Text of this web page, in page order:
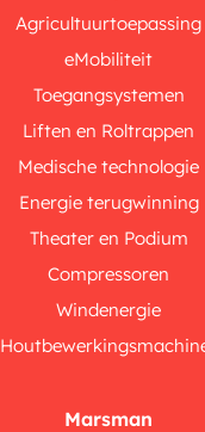
Agricultuurtoepassing
eMobiliteit
Toegangsystemen
Liften en Roltrappen
Medische technologie
Energie terugwinning
Theater en Podium
Compressoren
Windenergie
Marsman